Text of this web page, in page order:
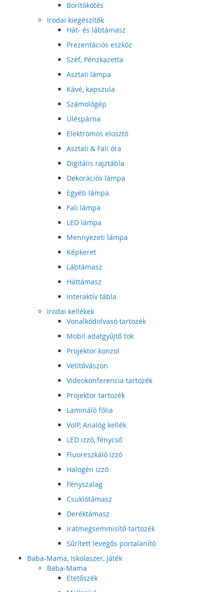
Borítókötés
Irodai kiegészítők
Hát- és lábtámasz
Prezentációs eszköz
Széf, Pénzkazetta
Asztali lámpa
Kávé, kapszula
Számológép
Üléspárna
Elektromos elosztó
Asztali & Fali óra
Digitális rajztábla
Dekorációs lámpa
Egyéb lámpa
Fali lámpa
LED lámpa
Mennyezeti lámpa
Képkeret
Lábtámasz
Háttámasz
Interaktív tábla
Irodai kellékek
Vonalkódolvasó tartozék
Mobil adatgyűjtő tok
Projektor konzol
Vetítővászon
Videokonferencia tartozék
Projektor tartozék
Lamináló fólia
VoIP, Analóg kellék
LED izzó, fénycső
Fluoreszkáló izzó
Halogén izzó
Fényszalag
Csuklótámasz
Deréktámasz
Iratmegsemmisítő tartozék
Sűrített levegős portalanító
Baba-Mama, Iskolaszer, Játék
Baba-Mama
Etetőszék